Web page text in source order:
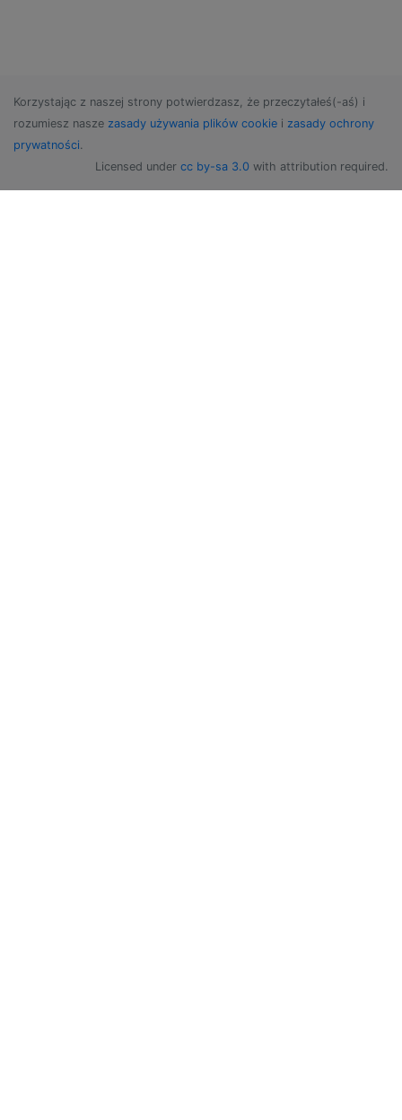
Korzystając z naszej strony potwierdzasz, że przeczytałeś(-aś) i
rozumiesz nasze zasady używania plików cookie i zasady ochrony
prywatności.
Licensed under cc by-sa 3.0 with attribution required.